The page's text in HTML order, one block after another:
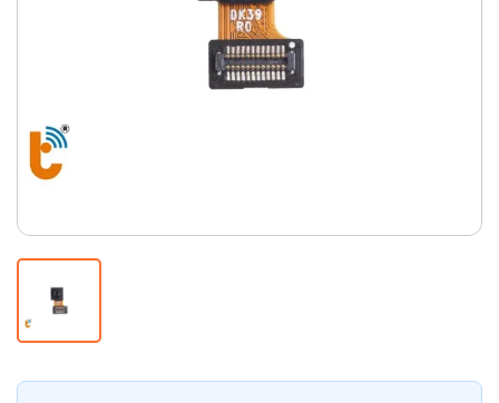
Pin Samsumg